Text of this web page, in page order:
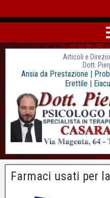
Articoli e
Dott.
Ansia da Prestazione |
Erettile |
Farmaci usati per